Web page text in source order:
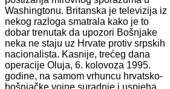
Washingtonu. Britanska je televizija iz
nekog razloga smatrala kako je to
dobar trenutak da upozori Bošnjake
neka ne staju uz Hrvate protiv srpskih
nacionalista. Kasnije, trećeg dana
operacije Oluja, 6. kolovoza 1995.
godine, na samom vrhuncu hrvatsko-
bošnjačke vojne suradnje i uspjeha